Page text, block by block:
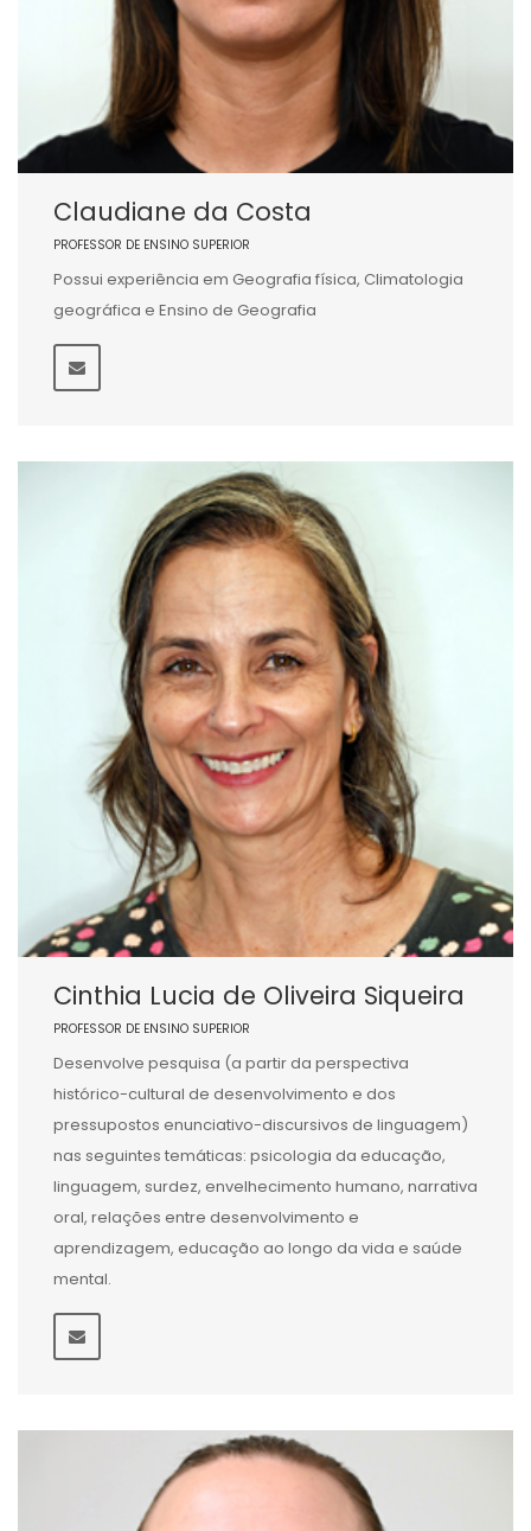
Claudiane da Costa
PROFESSOR DE ENSINO SUPERIOR
Possui experiência em Geografia física, Climatologia
geográfica e Ensino de Geografia
Cinthia Lucia de Oliveira Siqueira
PROFESSOR DE ENSINO SUPERIOR
Desenvolve pesquisa (a partir da perspectiva
histórico-cultural de desenvolvimento e dos
pressupostos enunciativo-discursivos de linguagem)
nas seguintes temáticas: psicologia da educação,
linguagem, surdez, envelhecimento humano, narrativa
oral, relações entre desenvolvimento e
aprendizagem, educação ao longo da vida e saúde
mental.